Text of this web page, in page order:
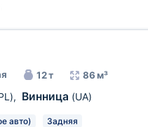
12 т 86 м³
, Винница (UA)
авто) Задняя